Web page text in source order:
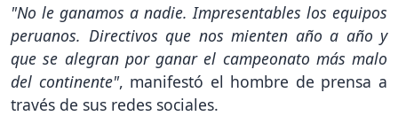
"No le ganamos a nadie. Impresentables los equipos
peruanos. Directivos que nos mienten año a año y
que se alegran por ganar el campeonato más malo
del continente", manifestó el hombre de prensa a
través de sus redes sociales.